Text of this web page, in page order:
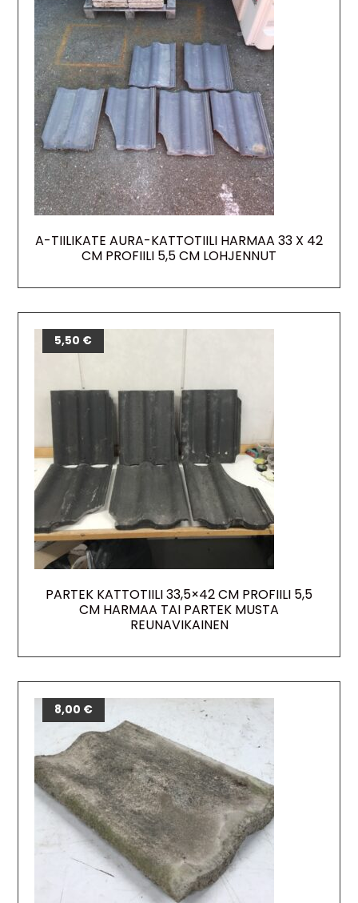
A-TIILIKATE AURA-KATTOTIILI HARMAA 33 X 42
CM PROFIILI 5,5 CM LOHJENNUT
PARTEK KATTOTIILI 33,5×42 CM PROFIILI 5,5
CM HARMAA TAI PARTEK MUSTA
REUNAVIKAINEN
5,50 €
8,00 €